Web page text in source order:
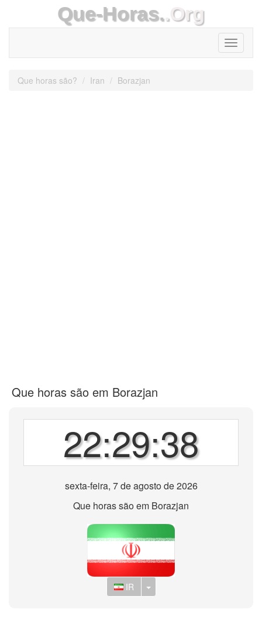
Que-Horas..Org
Toggle
Que horas são? Iran Borazjan
Que horas são em Borazjan
22:29:38
sexta-feira, 7 de agosto de 2026
Que horas são em Borazjan
IR Toggle Dropdown